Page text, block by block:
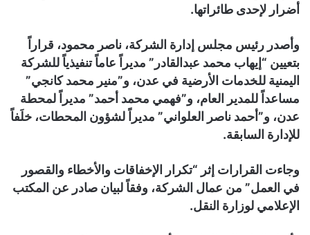
أضرار لإحدى طائراتها.
وأصدر رئيس مجلس إدارة الشركة، ناصر محمود، قراراً
بتعيين “إيهاب محمد عبدالقادر” مديراً عاماً تنفيذياً للشركة
اليمنية للخدمات الأرضية في عدن، و”منير محمد كانجي”
مساعداً للمدير العام، و”فهمي محمد أحمد” مديراً لمحطة
عدن، و”أحمد ناصر العلواني” مديراً لشؤون المحطات، خلَفاً
للإدارة السابقة.
وجاءت القرارات إثر “تكرار الإخفاقات والأخطاء والقصور
في العمل” من عمال الشركة، وفقاً لبيان صادر عن المكتب
الإعلامي لوزارة النقل.